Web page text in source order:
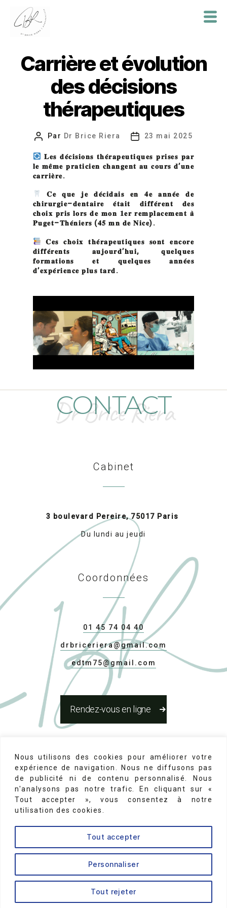
Nous utilisons des cookies pour améliorer votre
expérience de navigation. Nous ne diffusons pas
de publicité ni de contenu personnalisé. Nous
n'analysons pas notre trafic. En cliquant sur «
Tout accepter », vous consentez à notre
utilisation des cookies.
Personnaliser
Tout rejeter
Tout accepter
Riera
Carrière et évolution
des décisions
thérapeutiques
Auteur
l’article
Par Dr Brice Riera
Date
l’article
23 mai 2025
𝐋𝐞𝐬 𝐝𝐞𝐜𝐢𝐬𝐢𝐨𝐧𝐬 𝐭𝐡𝐞𝐫𝐚𝐩𝐞𝐮𝐭𝐢𝐪𝐮𝐞𝐬 𝐩𝐫𝐢𝐬𝐞𝐬 𝐩𝐚𝐫
𝐥𝐞 𝐦𝐞̂𝐦𝐞 𝐩𝐫𝐚𝐭𝐢𝐜𝐢𝐞𝐧 𝐜𝐡𝐚𝐧𝐠𝐞𝐧𝐭 𝐚𝐮 𝐜𝐨𝐮𝐫𝐬 𝐝’𝐮𝐧𝐞
𝐜𝐚𝐫𝐫𝐢𝐞𝐫𝐞.
𝐂𝐞 𝐪𝐮𝐞 𝐣𝐞 𝐝𝐞𝐜𝐢𝐝𝐚𝐢𝐬 𝐞𝐧 𝟒𝐞 𝐚𝐧𝐧𝐞𝐞
𝐝𝐞
𝐜𝐡𝐢𝐫𝐮𝐫𝐠𝐢𝐞–𝐝𝐞𝐧𝐭𝐚𝐢𝐫𝐞 𝐞𝐭𝐚𝐢𝐭 𝐝𝐢𝐟𝐟𝐞𝐫𝐞𝐧𝐭
𝐝𝐞𝐬
𝐜𝐡𝐨𝐢𝐱 𝐩𝐫𝐢𝐬 𝐥𝐨𝐫𝐬 𝐝𝐞 𝐦𝐨𝐧 𝟏𝐞𝐫 𝐫𝐞𝐦𝐩𝐥𝐚𝐜𝐞𝐦𝐞𝐧𝐭 𝐚
𝐏𝐮𝐠𝐞𝐭–𝐓𝐡𝐞𝐧𝐢𝐞𝐫𝐬 (𝟒𝟓 𝐦𝐧 𝐝𝐞 𝐍𝐢𝐜𝐞).
𝐂𝐞𝐬 𝐜𝐡𝐨𝐢𝐱 𝐭𝐡𝐞𝐫𝐚𝐩𝐞𝐮𝐭𝐢𝐪𝐮𝐞𝐬 𝐬𝐨𝐧𝐭
𝐞𝐧𝐜𝐨𝐫𝐞
𝐝𝐢𝐟𝐟𝐞𝐫𝐞𝐧𝐭𝐬 𝐚𝐮𝐣𝐨𝐮𝐫𝐝’𝐡𝐮𝐢,𝐪𝐮𝐞𝐥𝐪𝐮𝐞𝐬
𝐟𝐨𝐫𝐦𝐚𝐭𝐢𝐨𝐧𝐬
𝐞𝐭 𝐪𝐮𝐞𝐥𝐪𝐮𝐞𝐬 𝐚𝐧𝐧𝐞𝐞𝐬
𝐝’𝐞𝐱𝐩𝐞𝐫𝐢𝐞𝐧𝐜𝐞 𝐩𝐥𝐮𝐬 𝐭𝐚𝐫𝐝.
CONTACT
Dr Brice Riera
Cabinet
3 boulevard Pereire, 75017 Paris
Du lundi au jeudi
Coordonnées
01 45 74 04 40
drbriceriera@gmail.com
edtm75@gmail.com
Rendez-vous en ligne
-
N°d'inscription au conseil de
l'ordre des chirurgiens dentistes 75-22131
↑